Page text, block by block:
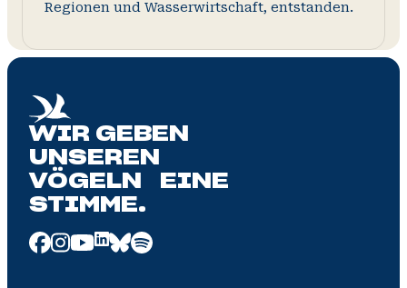
Regionen und Wasserwirtschaft, entstanden.
WIR GEBEN
UNSEREN
VÖGELN EINE
STIMME.